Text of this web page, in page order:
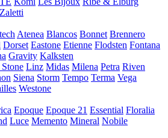
Zaletti
Atenea Blancos Bonnet Brennero
Dorset Eastone Etienne Flodsten Fontana
Gravity Kalksten
Linz Midas Milena Petra Riven
Siena Storm Tempo Terma Vega
Westone
Epoque Epoque 21 Essential Floralia
Luce Memento Mineral Nobile